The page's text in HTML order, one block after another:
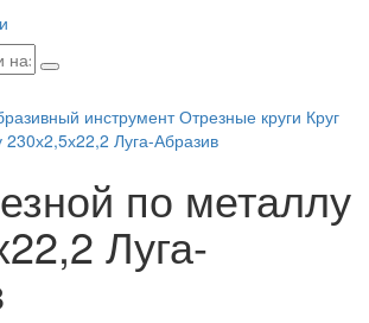
инструмент Отрезные круги Круг
Луга-Абразив
по металлу
Луга-